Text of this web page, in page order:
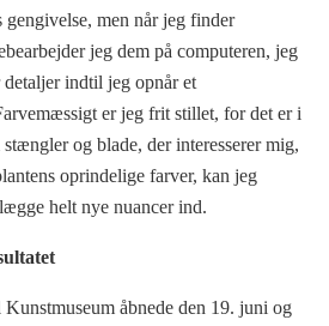
men når jeg finder
jeg dem på computeren, jeg
indtil jeg opnår et
er jeg frit stillet, for det er i
og blade, der interesserer mig,
oprindelige farver, kan jeg
helt nye nuancer ind.
åbnede den 19. juni og